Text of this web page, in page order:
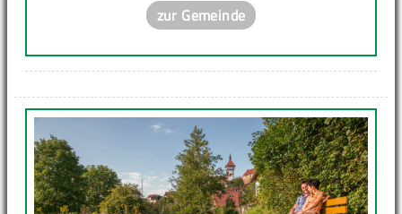
zur Gemeinde